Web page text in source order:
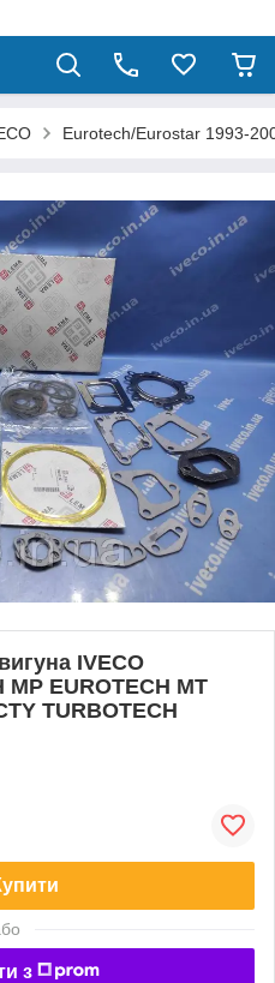
Eurotech/Eurostar 1993-
IVECO
MP EUROTECH MT
TURBOTECH
з